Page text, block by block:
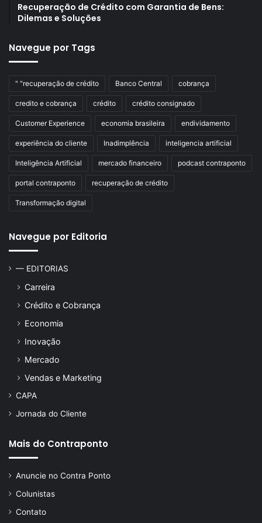
Recuperação de Crédito com Garantia de Bens:
Dilemas e Soluções
Navegue por Tags
" "recuperação de crédito Banco Central cobrança
credito e cobrança crédito crédito consignado
Customer Experience economia brasileira endividamento
experiência do cliente Inadimplência inteligencia artificial
Inteligência Artificial mercado financeiro podcast contraponto
portal contraponto recuperação de crédito
Transformação digital
Navegue por Editoria
— EDITORIAS
Carreira
Crédito e Cobrança
Economia
Inovação
Mercado
Vendas e Marketing
CAPA
Jornada do Cliente
Mais do Contraponto
Anuncie no Contra Ponto
Colunistas
Contato